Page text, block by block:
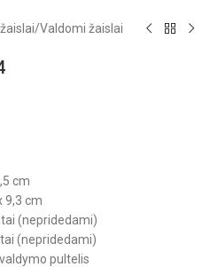
/Valdomi žaislai
cm
9,3 cm
(nepridedami)
(nepridedami)
pultelis